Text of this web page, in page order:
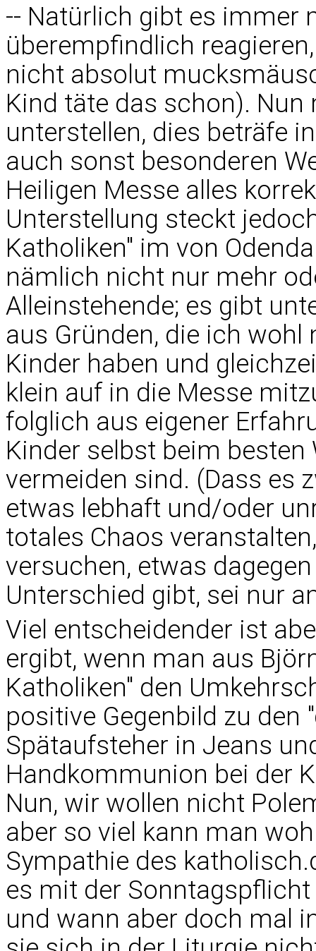
-- Natürlich gibt es immer
überempfindlich
nicht absolut
Kind täte das schon). Nun
unterstellen, dies beträfe
auch sonst besonderen
Heiligen Messe alles
Unterstellung steckt
Katholiken" im von
nämlich nicht nur mehr
Alleinstehende; es gibt
aus Gründen, die ich
Kinder haben und
klein auf in die Messe
folglich aus eigener
Kinder selbst beim
vermeiden sind. (Dass es
etwas lebhaft und/oder
totales Chaos
versuchen, etwas
Unterschied gibt, sei nur
Viel entscheidender ist
ergibt, wenn man aus
Katholiken" den
positive Gegenbild zu den
Spätaufsteher in Jeans
Handkommunion bei der
Nun, wir wollen nicht
aber so viel kann man
Sympathie des
es mit der
und wann aber doch mal